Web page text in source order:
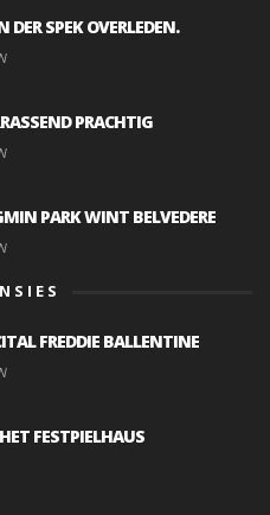
SPEK OVERLEDEN.
PRACHTIG
PARK WINT BELVEDERE
FREDDIE BALLENTINE
FESTPIELHAUS